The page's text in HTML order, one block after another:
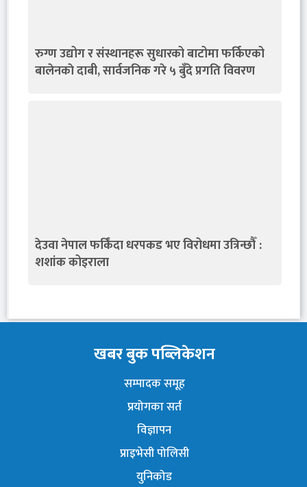
रुग्ण उद्योग र संस्थानहरू सुधारको बाटोमा फर्किएको
बालेनकाे दाबी, सार्वजनिक गरे ५ बुँदे प्रगति विवरण
देउवा नेपाल फर्किंदा धरपकड भए विरोधमा उत्रिन्छौँ :
शशांक कोइराला
खबर बुक पब्लिकेशन
सम्पादक समूह
प्रयोगका सर्त
विज्ञापन
प्राइभेसी पोलिसी
युनिकोड